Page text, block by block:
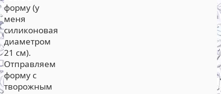
форму (у
меня
силиконовая
диаметром
21 см).
Отправляем
форму с
творожным